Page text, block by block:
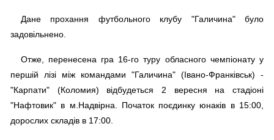
Дане прохання футбольного клубу "Галичина" було
задовільнено.
Отже, перенесена гра 16-го туру обласного чемпіонату у
першій лізі між командами "Галичина" (Івано-Франківськ) -
"Карпати" (Коломия) відбудеться 2 вересня на стадіоні
"Нафтовик" в м.Надвірна. Початок поєдинку юнаків в 15:00,
дорослих складів в 17:00.